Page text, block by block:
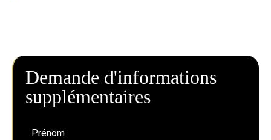
Demande d'informations
supplémentaires